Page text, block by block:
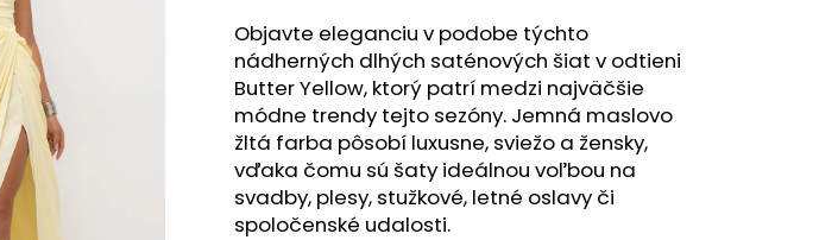
Objavte eleganciu v podobe týchto
nádherných dlhých saténových šiat v odtieni
Butter Yellow, ktorý patrí medzi najväčšie
módne trendy tejto sezóny. Jemná maslovo
žltá farba pôsobí luxusne, sviežo a žensky,
vďaka čomu sú šaty ideálnou voľbou na
svadby, plesy, stužkové, letné oslavy či
spoločenské udalosti.